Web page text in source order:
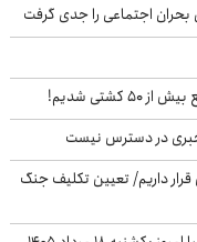
شدیم!
خبری در دسترس نیست
داریم/ تعیین تکلیف جنگ